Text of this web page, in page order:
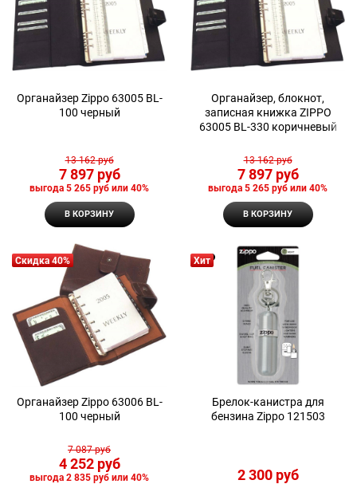
Органайзер Zippo 63005 BL-
100 черный
13 162 руб
7 897 руб
выгода 5 265 руб или 40%
В КОРЗИНУ
Органайзер, блокнот,
записная книжка ZIPPO
63005 BL-330 коричневый
13 162 руб
7 897 руб
выгода 5 265 руб или 40%
В КОРЗИНУ
Скидка 40%
Органайзер Zippo 63006 BL-
100 черный
7 087 руб
4 252 руб
выгода 2 835 руб или 40%
Хит
Брелок-канистра для
бензина Zippo 121503
2 300 руб